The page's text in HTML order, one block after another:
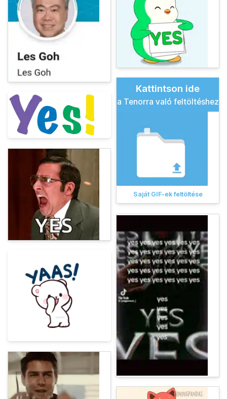
Kattintson ide
a Tenorra való feltöltéshez
Saját GIF-ek feltöltése